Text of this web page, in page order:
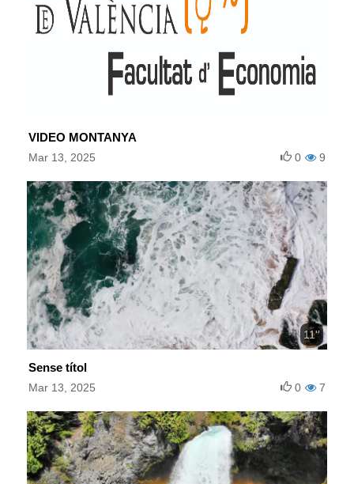
VIDEO MONTANYA
Mar 13, 2025 9
0
11''
Sense títol
Mar 13, 2025 7
0